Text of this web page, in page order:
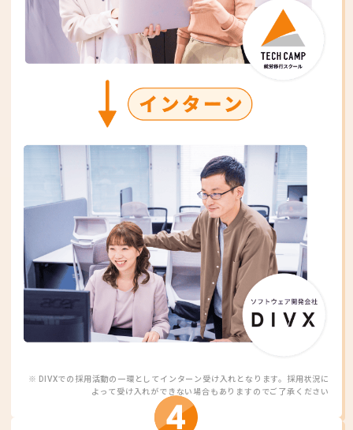
※ DIVXでの採用活動の一環としてインターン受け入れとなります。採用状況に
よって受け入れができない場合もありますのでご了承ください